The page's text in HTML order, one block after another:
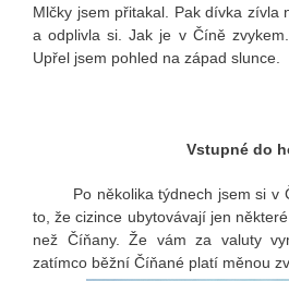
Mlčky jsem přitakal. Pak dívka zívla
a odplivla si. Jak je v Číně
Upřel jsem pohled na západ slunce.
Vstupné do
Po několika týdnech jsem si v
to, že cizince ubytovávají jen
než Číňany. Že vám za valuty
zatímco běžní Číňané platí měnou